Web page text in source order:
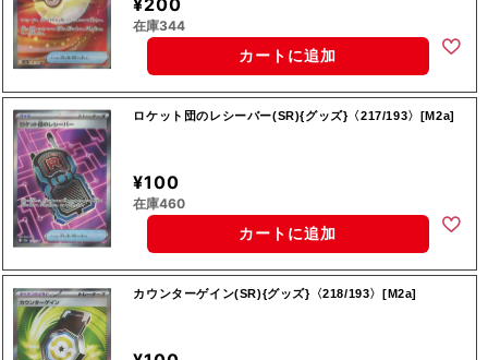
在庫344
カートに追加
ロケット団のレシーバー(SR){グッズ}〈217/193〉[M2a]
¥100
在庫460
カートに追加
カウンターゲイン(SR){グッズ}〈218/193〉[M2a]